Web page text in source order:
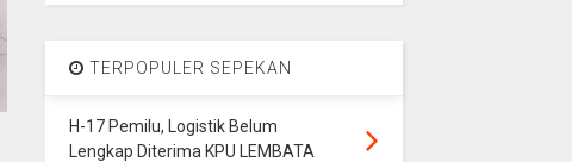
TERPOPULER SEPEKAN
H-17 Pemilu, Logistik Belum
Lengkap Diterima KPU LEMBATA